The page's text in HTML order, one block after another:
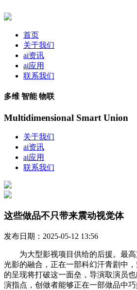
首页
关于我们
ai资讯
ai应用
联系我们
多维 智能 物联
Multidimensional Smart Union
关于我们
ai资讯
ai应用
联系我们
这些做品不只带来震动视觉体
发布日期：2025-05-12 13:56
为大型影视项目供给的后援。最高
光影的融合，正在一部科幻汗青剧中
的呈现将打破这一面垒，导演取演员
演指点，创做者能够正在一部做品中